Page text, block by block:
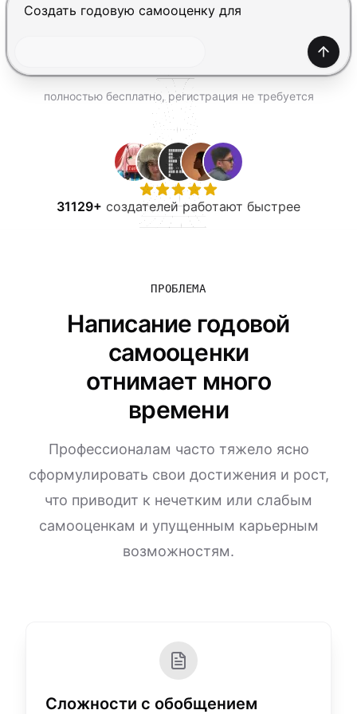
ПОПРОБОВАТЬ БЕСПЛАТНО
Нажмите Enter, чтобы отправить, Shift+Enter —
полностью бесплатно, регистрация не требуется
31129+ создателей работают быстрее
ПРОБЛЕМА
Написание годовой
самооценки
отнимает много
времени
Профессионалам часто тяжело ясно
сформулировать свои достижения и рост,
что приводит к нечетким или слабым
самооценкам и упущенным карьерным
возможностям.
Сложности с обобщением